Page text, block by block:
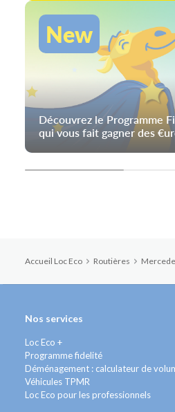
New
Découvrez le Programme
qui vous fait gagner des
Accueil Loc Eco Routières
Nos services
Loc Eco +
Programme fidelité
Déménagement : calculateur de
Véhicules TPMR
Loc Eco pour les professionnels